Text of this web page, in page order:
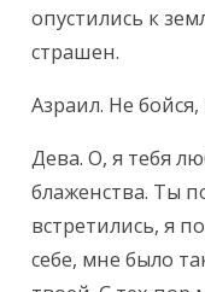
опустились к
страшен.
Азраил. Не
Дева. О, я тебя
блаженства. Ты
встретились, я
себе, мне было